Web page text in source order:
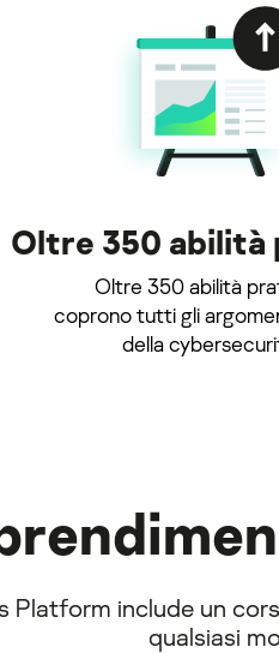
Oltre 350 abilità
Oltre 350 abilità
coprono tutti gli
della
include un
qualsiasi